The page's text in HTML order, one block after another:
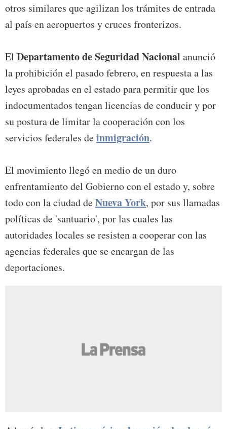
otros similares que agilizan los trámites de entrada
al país en aeropuertos y cruces fronterizos.
El Departamento de Seguridad Nacional anunció
la prohibición el pasado febrero, en respuesta a las
leyes aprobadas en el estado para permitir que los
indocumentados tengan licencias de conducir y por
su postura de limitar la cooperación con los
servicios federales deinmigración.
El movimiento llegó en medio de un duro
enfrentamiento del Gobierno con el estado y, sobre
todo con la ciudad deNueva York, por sus llamadas
políticas de 'santuario', por las cuales las
autoridades locales se resisten a cooperar con las
agencias federales que se encargan de las
deportaciones.